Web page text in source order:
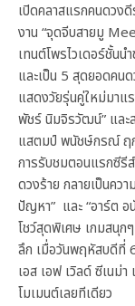
เปิดคลาสแรกคนดวง
งาน “จุดจีบสายมู
เทนต์โพรไวเดอร์ชั้น
และเป็น 5 สุดยอดคน
แสดงวัยรุ่นคู่ใหม่มา
พัชร์ นิมจิรวัฒน์” แล
แสตมป์ พนัชษ์กรณ์ ฤ
การรับชมตอนแรกซีรี
ดวงร้าย กลายเป็นคว
ปัญหา” และ “อาร์ต
โชว์สุดพิเศษ เกมสนุก
ลึก เมื่อวันพฤหัสบดีที่
เอส เอฟ เวิลด์ ซีเนม่
โมเมนต์เลยทีเดียว